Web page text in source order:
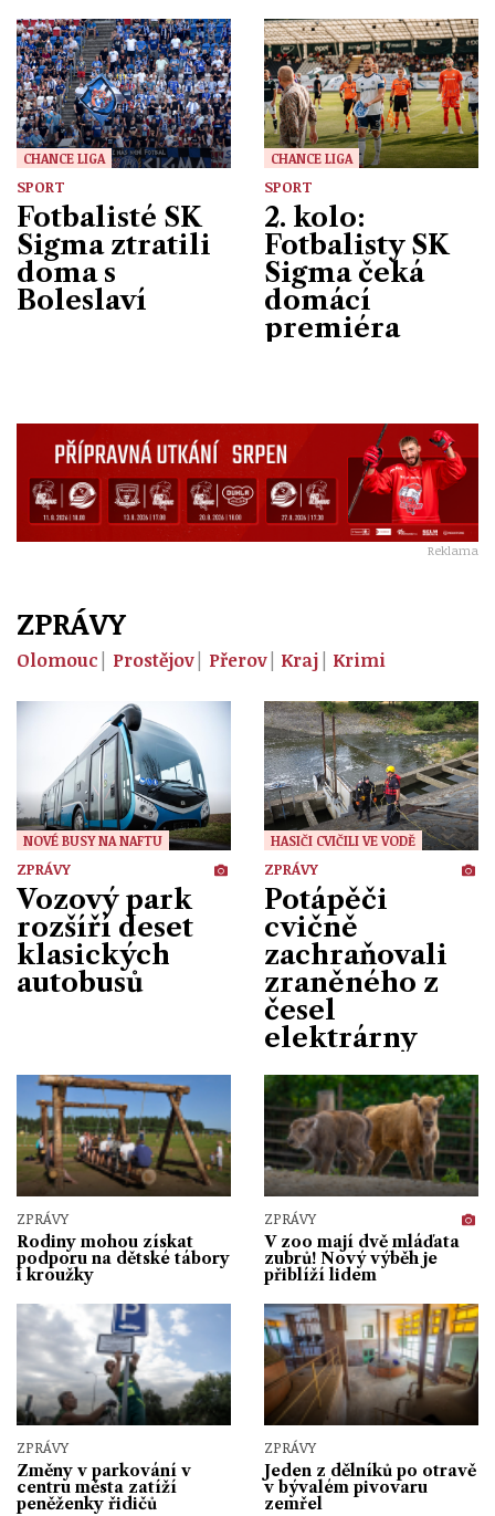
ZPRÁVY
CHANCE LIGA
SPORT
Fotbalisté SK
Sigma ztratili
doma s
Boleslaví
CHANCE LIGA
SPORT
2. kolo:
Fotbalisty SK
Sigma čeká
domácí
premiéra
Reklama
ZPRÁVY
Olomouc Prostějov Přerov Kraj Krimi
NOVÉ BUSY NA NAFTU
ZPRÁVY
Vozový park
rozšíří deset
klasických
autobusů
HASIČI CVIČILI VE VODĚ
ZPRÁVY
Potápěči
cvičně
zachraňovali
zraněného z
česel
elektrárny
ZPRÁVY
Rodiny mohou získat
podporu na dětské tábory
i kroužky
ZPRÁVY
V zoo mají dvě mláďata
zubrů! Nový výběh je
přiblíží lidem
ZPRÁVY
Změny v parkování v
centru města zatíží
peněženky řidičů
ZPRÁVY
Jeden z dělníků po otravě
v bývalém pivovaru
zemřel